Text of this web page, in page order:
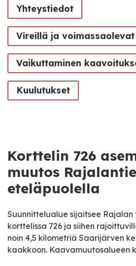
Yhteystiedot
Vireillä ja
Vaikuttaminen
Kuulutukset
Korttelin 726
muutos
eteläpuolella
Suunnittelualue sijaitsee
korttelissa 726 ja siihen
noin 4,5 kilometriä Saarijärven
kaakkoon. Kaavamuutosalueen